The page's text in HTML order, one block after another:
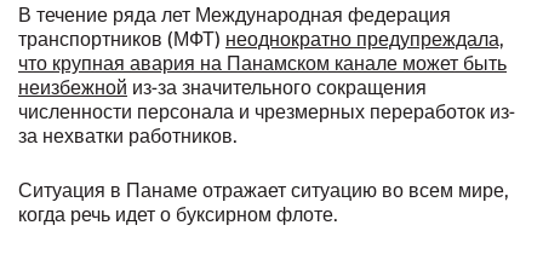
В течение ряда лет Международная федерация
транспортников (МФТ) неоднократно предупреждала,
что крупная авария на Панамском канале может быть
неизбежной из-за значительного сокращения
численности персонала и чрезмерных переработок из-
за нехватки работников.
Ситуация в Панаме отражает ситуацию во всем мире,
когда речь идет о буксирном флоте.